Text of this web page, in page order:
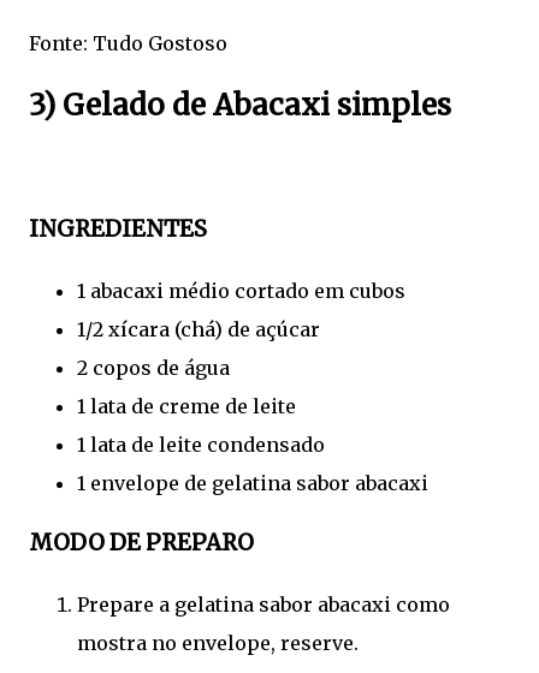
Fonte: Tudo Gostoso
3) Gelado de Abacaxi simples
INGREDIENTES
1 abacaxi médio cortado em cubos
1/2 xícara (chá) de açúcar
2 copos de água
1 lata de creme de leite
1 lata de leite condensado
1 envelope de gelatina sabor abacaxi
MODO DE PREPARO
Prepare a gelatina sabor abacaxi como
mostra no envelope, reserve.